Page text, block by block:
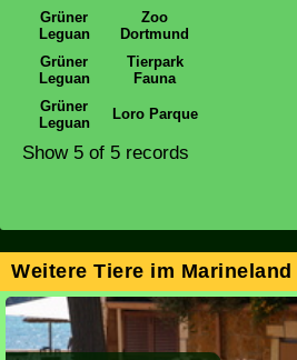
Grüner
Leguan
Zoo
Dortmund
Grüner
Leguan
Tierpark
Fauna
Grüner
Leguan
Loro Parque
Show 5 of 5 records
Weitere Tiere im